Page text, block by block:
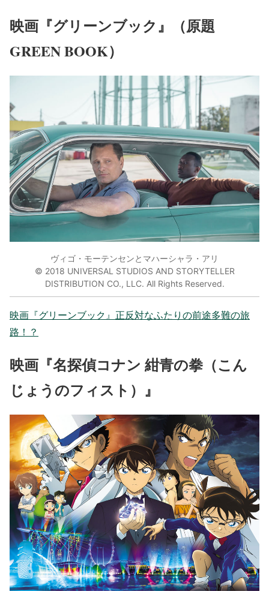
映画『グリーンブック』（原題
GREEN BOOK）
ヴィゴ・モーテンセンとマハーシャラ・アリ
© 2018 UNIVERSAL STUDIOS AND STORYTELLER
DISTRIBUTION CO., LLC. All Rights Reserved.
映画『グリーンブック』正反対なふたりの前途多難の旅
路！？
映画『名探偵コナン 紺青の拳（こん
じょうのフィスト）』